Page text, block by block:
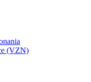
(VZN)